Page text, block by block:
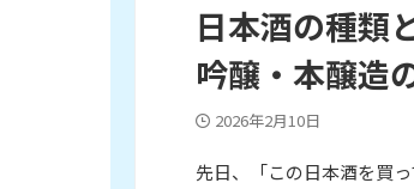
日本酒の種類
吟醸・本醸造
2026年2月10日
先日、「この日本酒を買